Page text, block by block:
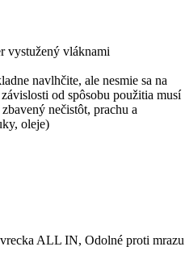
vystužený vláknami
navlhčite, ale nesmie sa na
od spôsobu použitia musí
nečistôt, prachu a
oleje)
ALL IN, Odolné proti mrazu